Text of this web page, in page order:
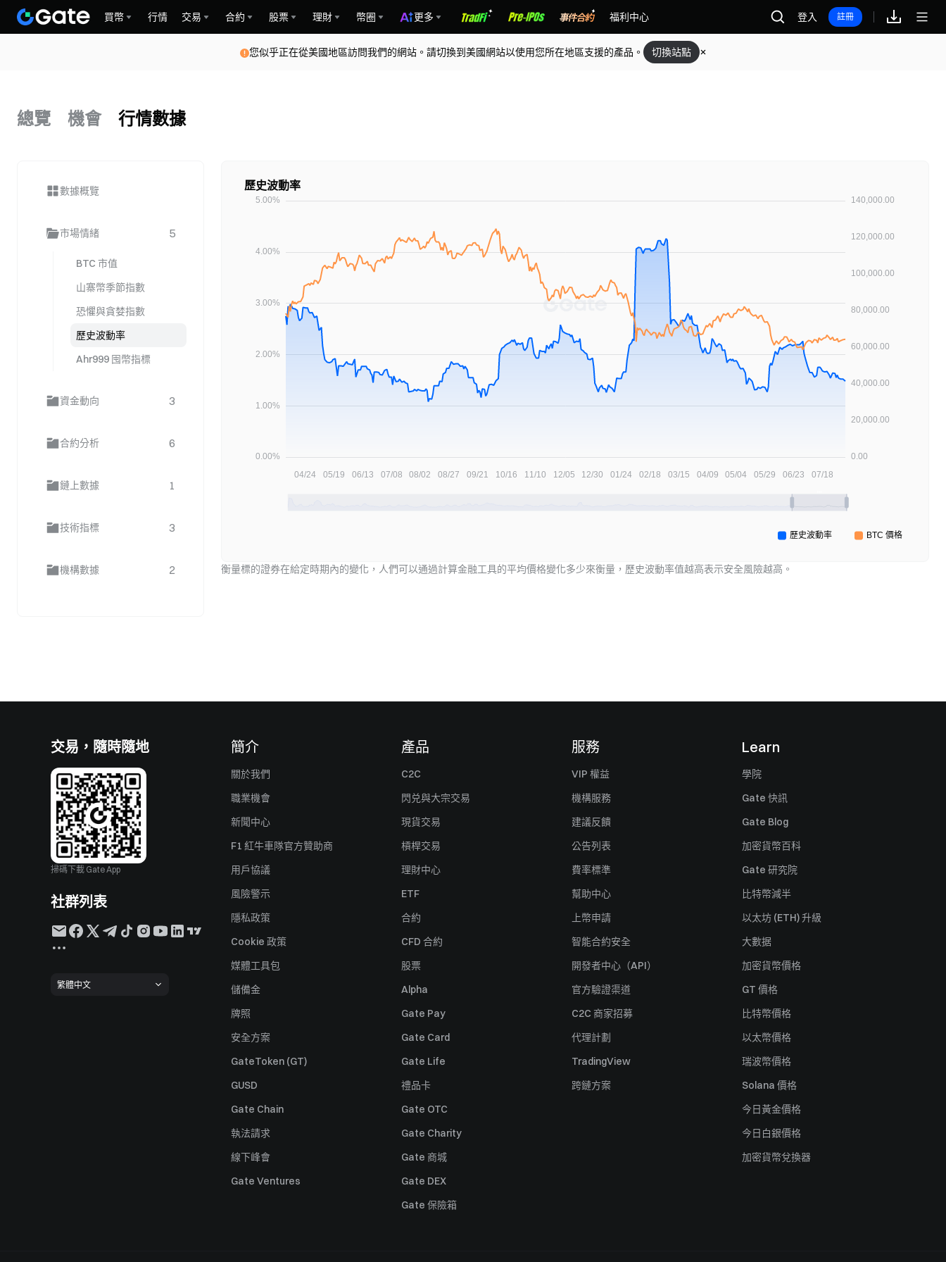
買幣 行情 交易 合約 股票 理財 幣圈 更多 福利中心 登入 註冊
您似乎正在從美國地區訪問我們的網站。請切換到美國網站以使用您所在地區支援的產品。 切換站點
總覽 機會 行情數據
數據概覽
市場情緒 5
BTC 市值
山寨幣季節指數
恐懼與貪婪指數
歷史波動率
Ahr999 囤幣指標
資金動向 3
合約分析 6
鏈上數據 1
技術指標 3
機構數據 2
歷史波動率
衡量標的證券在給定時期內的變化，人們可以通過計算金融工具的平均價格變化多少來衡量，歷史波動率值越高表示安全風險越高。
交易，隨時隨地
掃碼下載 Gate App
社群列表
繁體中文
簡介
關於我們
職業機會
新聞中心
F1 紅牛車隊官方贊助商
用戶協議
風險警示
隱私政策
Cookie 政策
媒體工具包
儲備金
牌照
安全方案
GateToken (GT)
GUSD
Gate Chain
執法請求
線下峰會
Gate Ventures
產品
C2C
閃兑與大宗交易
現貨交易
槓桿交易
理財中心
ETF
合約
CFD 合約
股票
Alpha
Gate Pay
Gate Card
Gate Life
禮品卡
Gate OTC
Gate Charity
Gate 商城
Gate DEX
Gate 保險箱
服務
VIP 權益
機構服務
建議反饋
公告列表
費率標準
幫助中心
上幣申請
智能合約安全
開發者中心（API）
官方驗證渠道
C2C 商家招募
代理計劃
TradingView
跨鏈方案
Learn
學院
Gate 快訊
Gate Blog
加密貨幣百科
Gate 研究院
比特幣減半
以太坊 (ETH) 升級
大數据
加密貨幣價格
GT 價格
比特幣價格
以太幣價格
瑞波幣價格
Solana 價格
今日黃金價格
今日白銀價格
加密貨幣兌換器